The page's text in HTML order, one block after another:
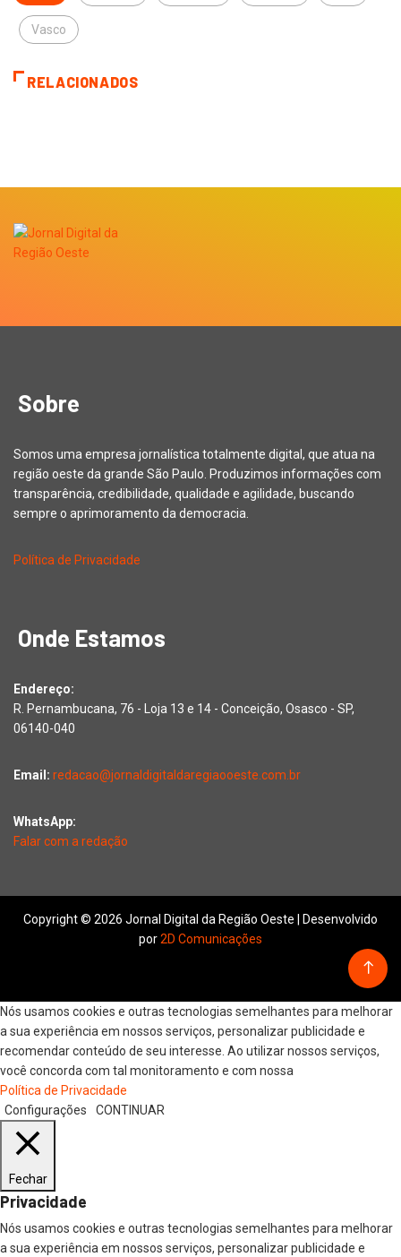
Vasco
RELACIONADOS
Sobre
Somos uma empresa jornalística totalmente digital, que atua na
região oeste da grande São Paulo. Produzimos informações com
transparência, credibilidade, qualidade e agilidade, buscando
sempre o aprimoramento da democracia.
Política de Privacidade
Onde Estamos
Endereço:
R. Pernambucana, 76 - Loja 13 e 14 - Conceição, Osasco - SP,
06140-040
Email: redacao@jornaldigitaldaregiaooeste.com.br
WhatsApp:
Falar com a redação
Copyright © 2026 Jornal Digital da Região Oeste | Desenvolvido
por2D Comunicações
Nós usamos cookies e outras tecnologias semelhantes para melhorar
a sua experiência em nossos serviços, personalizar publicidade e
recomendar conteúdo de seu interesse. Ao utilizar nossos serviços,
você concorda com tal monitoramento e com nossa
Política de Privacidade
Configurações
CONTINUAR
Fechar
Privacidade
Nós usamos cookies e outras tecnologias semelhantes para melhorar
a sua experiência em nossos serviços, personalizar publicidade e